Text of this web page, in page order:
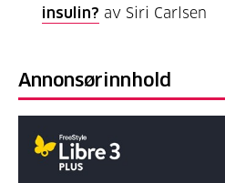
insulin? av Siri Carlsen
Annonsørinnhold